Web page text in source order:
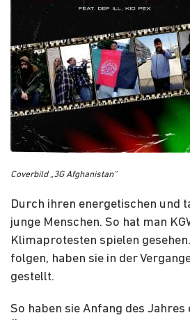
Coverbild „3G Afghanistan“
Durch ihren energetischen und
junge Menschen. So hat man
Klimaprotesten spielen
folgen, haben sie in der
gestellt.
So haben sie Anfang des